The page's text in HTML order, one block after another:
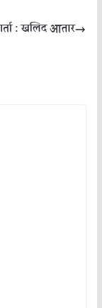
: खलिद आतार